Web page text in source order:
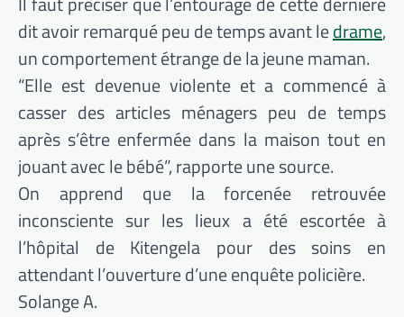
dit avoir remarqué peu de temps avant ledrame,
un comportement étrange de la jeune maman.
“Elle est devenue violente et a commencé à
casser des articles ménagers peu de temps
après s’être enfermée dans la maison tout en
jouant avec le bébé”, rapporte une source.
On apprend que la forcenée retrouvée
inconsciente sur les lieux a été escortée à
l’hôpital de Kitengela pour des soins en
attendant l’ouverture d’une enquête policière.
Solange A.